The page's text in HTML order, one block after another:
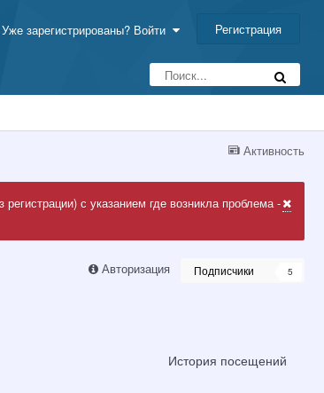
Уже зарегистрированы? Войти Регистрация
Активность
с указанием где возникла проблема -
Авторизация Подписчики 5
История посещений